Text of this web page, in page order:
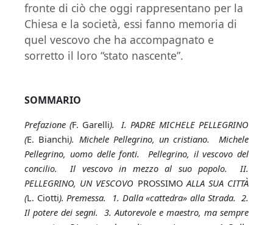
fronte di ciò che oggi rappresentano per la
Chiesa e la società, essi fanno memoria di
quel vescovo che ha accompagnato e
sorretto il loro “stato nascente”.
SOMMARIO
Prefazione (F. Garelli). I. PADRE MICHELE PELLEGRINO
(E. Bianchi). Michele Pellegrino, un cristiano. Michele
Pellegrino, uomo delle fonti. Pellegrino, il vescovo del
concilio. Il vescovo in mezzo al suo popolo. II.
PELLEGRINO, UN VESCOVO PROSSIMOALLA SUA CITTÀ
(L. Ciotti). Premessa. 1. Dalla «cattedra» alla Strada. 2.
Il potere dei segni. 3. Autorevole e maestro, ma sempre